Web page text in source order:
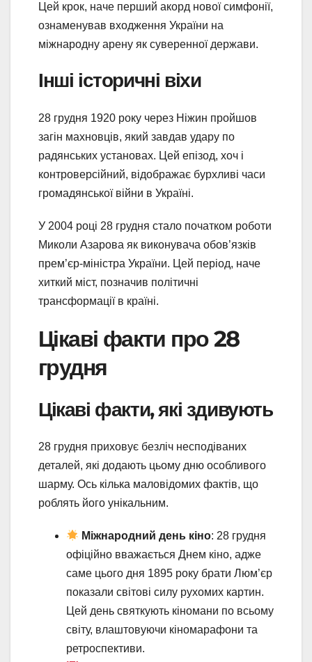
Цей крок, наче перший акорд нової симфонії,
ознаменував входження України на
міжнародну арену як суверенної держави.
Інші історичні віхи
28 грудня 1920 року через Ніжин пройшов
загін махновців, який завдав удару по
радянських установах. Цей епізод, хоч і
контроверсійний, відображає бурхливі часи
громадянської війни в Україні.
У 2004 році 28 грудня стало початком роботи
Миколи Азарова як виконувача обов’язків
прем’єр-міністра України. Цей період, наче
хиткий міст, позначив політичні
трансформації в країні.
Цікаві факти про 28
грудня
Цікаві факти, які здивують
28 грудня приховує безліч несподіваних
деталей, які додають цьому дню особливого
шарму. Ось кілька маловідомих фактів, що
роблять його унікальним.
Міжнародний день кіно: 28 грудня
офіційно вважається Днем кіно, адже
саме цього дня 1895 року брати Люм’єр
показали світові силу рухомих картин.
Цей день святкують кіномани по всьому
світу, влаштовуючи кіномарафони та
ретроспективи.